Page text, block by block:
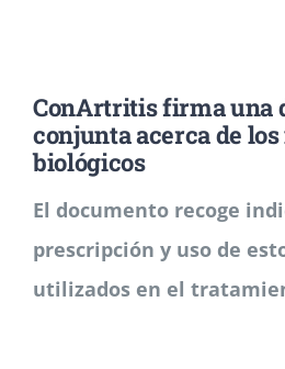
Noticias
Asóciate
ConArtritis firma una
conjunta acerca de
biológicos
El documento recoge
prescripción y uso de
utilizados en el